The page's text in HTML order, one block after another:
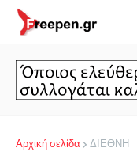
Αρχική σελίδα ΔΙΕΘΝΗ